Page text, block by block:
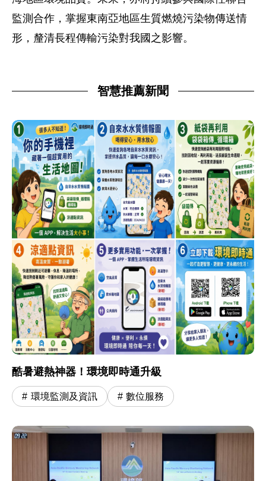
監測合作，掌握東南亞地區生質燃燒污染物傳送情
形，釐清長程傳輸污染對我國之影響。
智慧推薦新聞
酷暑避熱神器！環境即時通升級
環境監測及資訊 數位服務